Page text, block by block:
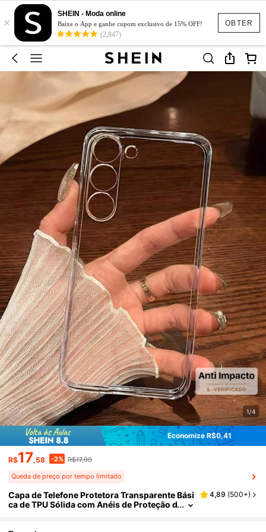
OBTER
×
SHEIN - Moda online
Baixe o App e ganhe cupom exclusivo de 15% OFF!
(2,847)
1/4
Economize R$0,41
R$17,58 -2% R$17,99
Queda de preço por tempo limitado
Capa de Telefone Protetora Transparente Bási
ca de TPU Sólida com Anéis de Proteção d
4,89 (500+)